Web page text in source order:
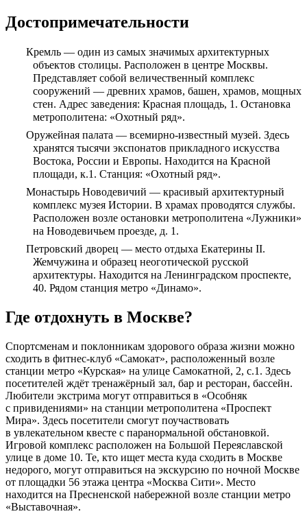
Достопримечательности
Кремль — один из самых значимых архитектурных
объектов столицы. Расположен в центре Москвы.
Представляет собой величественный комплекс
сооружений — древних храмов, башен, храмов, мощных
стен. Адрес заведения: Красная площадь, 1. Остановка
метрополитена: «Охотный ряд».
Оружейная палата — всемирно-известный музей. Здесь
хранятся тысячи экспонатов прикладного искусства
Востока, России и Европы. Находится на Красной
площади, к.1. Станция: «Охотный ряд».
Монастырь Новодевичий — красивый архитектурный
комплекс музея Истории. В храмах проводятся службы.
Расположен возле остановки метрополитена «Лужники»
на Новодевичьем проезде, д. 1.
Петровский дворец — место отдыха Екатерины II.
Жемчужина и образец неоготической русской
архитектуры. Находится на Ленинградском проспекте,
40. Рядом станция метро «Динамо».
Где отдохнуть в Москве?
Спортсменам и поклонникам здорового образа жизни можно
сходить в фитнес-клуб «Самокат», расположенный возле
станции метро «Курская» на улице Самокатной, 2, с.1. Здесь
посетителей ждёт тренажёрный зал, бар и ресторан, бассейн.
Любители экстрима могут отправиться в «Особняк
с привидениями» на станции метрополитена «Проспект
Мира». Здесь посетители смогут поучаствовать
в увлекательном квесте с паранормальной обстановкой.
Игровой комплекс расположен на Большой Переяславской
улице в доме 10. Те, кто ищет места куда сходить в Москве
недорого, могут отправиться на экскурсию по ночной Москве
от площадки 56 этажа центра «Москва Сити». Место
находится на Пресненской набережной возле станции метро
«Выставочная».